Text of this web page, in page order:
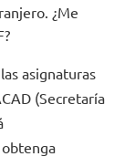
¿Me
asignaturas
(Secretaría